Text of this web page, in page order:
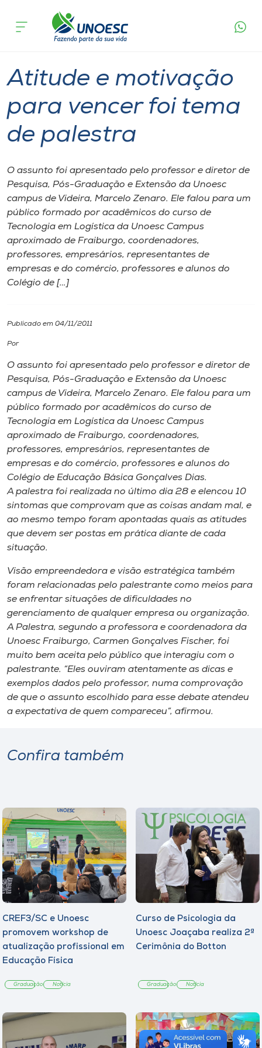
Cursos
Atendimento ao Estudante
Portal de Ensino
A
Unoesc
Internacionalização
I.nova
Diplomados
CPA
Biblioteca
Editora
Rádio
Museu
Unoesc
Store
Selecione
o idioma
A+
A-
acontece
Atitude e motivação
para vencer foi tema
de palestra
O assunto foi apresentado pelo professor e diretor de
Pesquisa, Pós-Graduação e Extensão da Unoesc
campus de Videira, Marcelo Zenaro. Ele falou para um
público formado por acadêmicos do curso de
Tecnologia em Logística da Unoesc Campus
aproximado de Fraiburgo, coordenadores,
professores, empresários, representantes de
empresas e do comércio, professores e alunos do
Colégio de […]
Publicado em 04/11/2011
Por
O assunto foi apresentado pelo professor e diretor de
Pesquisa, Pós-Graduação e Extensão da Unoesc
campus de Videira, Marcelo Zenaro. Ele falou para um
público formado por acadêmicos do curso de
Tecnologia em Logística da Unoesc Campus
aproximado de Fraiburgo, coordenadores,
professores, empresários, representantes de
empresas e do comércio, professores e alunos do
Colégio de Educação Básica Gonçalves Dias.
A palestra foi realizada no último dia 28 e elencou 10
sintomas que comprovam que as coisas andam mal, e
ao mesmo tempo foram apontadas quais as atitudes
que devem ser postas em prática diante de cada
situação.
Visão empreendedora e visão estratégica também
foram relacionadas pelo palestrante como meios para
se enfrentar situações de dificuldades no
gerenciamento de qualquer empresa ou organização.
A Palestra, segundo a professora e coordenadora da
Unoesc Fraiburgo, Carmen Gonçalves Fischer, foi
muito bem aceita pelo público que interagiu com o
palestrante. “Eles ouviram atentamente as dicas e
exemplos dados pelo professor, numa comprovação
de que o assunto escolhido para esse debate atendeu
a expectativa de quem compareceu”, afirmou.
Confira também
CREF3/SC e Unoesc
promovem workshop de
atualização profissional em
Educação Física
Graduação Notícia
Curso de Psicologia da
Unoesc Joaçaba realiza 2ª
Cerimônia do Botton
Graduação Notícia